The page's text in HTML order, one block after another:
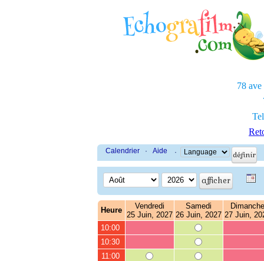
78 ave
Calendrier · Aide ·
Heure
Vendredi
25 Juin, 2027
Samedi
26 Juin, 2027
Dimanche
27 Juin,
10:00
10:30
11:00